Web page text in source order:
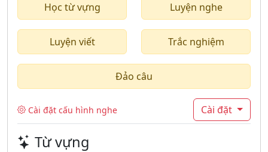
Học từ vựng Luyện nghe
Luyện viết Trắc nghiệm
Đảo câu
Cài đặt cấu hình nghe Cài đặt
Từ vựng